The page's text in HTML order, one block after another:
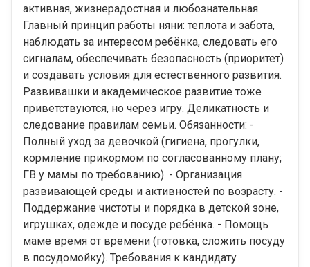
активная, жизнерадостная и любознательная.
Главный принцип работы няни: теплота и забота,
наблюдать за интересом ребёнка, следовать его
сигналам, обеспечивать безопасность (приоритет)
и создавать условия для естественного развития.
Развивашки и академическое развитие тоже
приветствуются, но через игру. Деликатность и
следование правилам семьи. Обязанности: -
Полный уход за девочкой (гигиена, прогулки,
кормление прикормом по согласованному плану;
ГВ у мамы по требованию). - Организация
развивающей среды и активностей по возрасту. -
Поддержание чистоты и порядка в детской зоне,
игрушках, одежде и посуде ребёнка. - Помощь
маме время от времени (готовка, сложить посуду
в посудомойку). Требования к кандидату